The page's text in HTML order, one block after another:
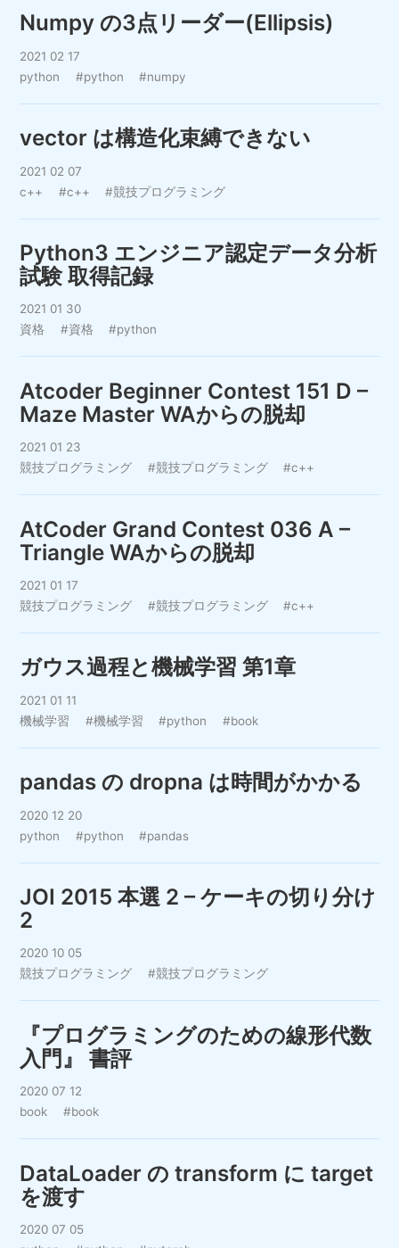
Numpy の3点リーダー(Ellipsis)
2021 02 17
python
#python #numpy
vector は構造化束縛できない
2021 02 07
c++
#c++ #競技プログラミング
Python3 エンジニア認定データ分析
試験 取得記録
2021 01 30
資格
#資格 #python
Atcoder Beginner Contest 151 D –
Maze Master WAからの脱却
2021 01 23
競技プログラミング
#競技プログラミング #c++
AtCoder Grand Contest 036 A –
Triangle WAからの脱却
2021 01 17
競技プログラミング
#競技プログラミング #c++
ガウス過程と機械学習 第1章
2021 01 11
機械学習
#機械学習 #python #book
pandas の dropna は時間がかかる
2020 12 20
python
#python #pandas
JOI 2015 本選 2 – ケーキの切り分け
2
2020 10 05
競技プログラミング
#競技プログラミング
『プログラミングのための線形代数
入門』 書評
2020 07 12
book
#book
DataLoader の transform に target
を渡す
2020 07 05